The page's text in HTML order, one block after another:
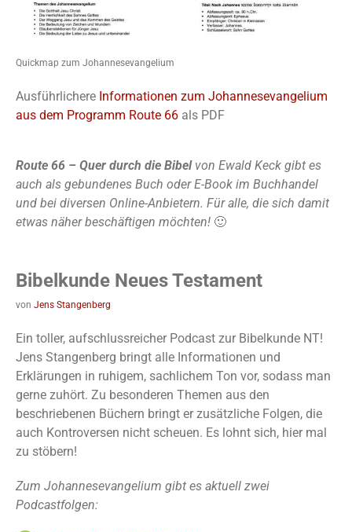
Quickmap zum Johannesevangelium
Ausführlichere Informationen zum Johannesevangelium
aus dem Programm Route 66 als PDF
Route 66 – Quer durch die Bibel von Ewald Keck gibt es
auch als gebundenes Buch oder E-Book im Buchhandel
und bei diversen Online-Anbietern. Für alle, die sich damit
etwas näher beschäftigen möchten! 🙂
Bibelkunde Neues Testament
von Jens Stangenberg
Ein toller, aufschlussreicher Podcast zur Bibelkunde NT!
Jens Stangenberg bringt alle Informationen und
Erklärungen in ruhigem, sachlichem Ton vor, sodass man
gerne zuhört. Zu besonderen Themen aus den
beschriebenen Büchern bringt er zusätzliche Folgen, die
auch Kontroversen nicht scheuen. Es lohnt sich, hier mal
zu stöbern!
Zum Johannesevangelium gibt es aktuell zwei
Podcastfolgen: